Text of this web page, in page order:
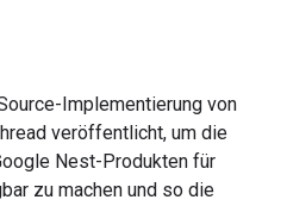
Implementierung von
veröffentlicht, um die
Nest-Produkten für
zu machen und so die